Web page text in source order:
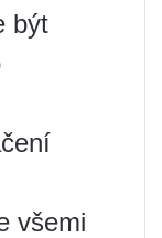
být
všemi